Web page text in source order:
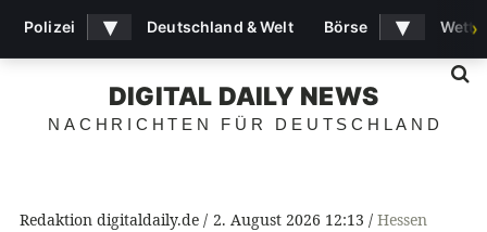
DIGITAL DAILY NEWS
NACHRICHTEN FÜR DEUTSCHLAND
Redaktion digitaldaily.de 2. August 2026 12:13
Hessen
Polizei ▾ Deutschland & Welt Börse ▾ ›